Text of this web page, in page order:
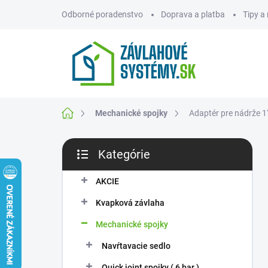
Odborné poradenstvo Doprava a platba Tipy a
DomovMechanické spojky Adaptér pre nádrže
B
č
kategórie
Kategórie
AKCIE
Kvapková závlaha
Mechanické spojky
Navŕtavacie sedlo